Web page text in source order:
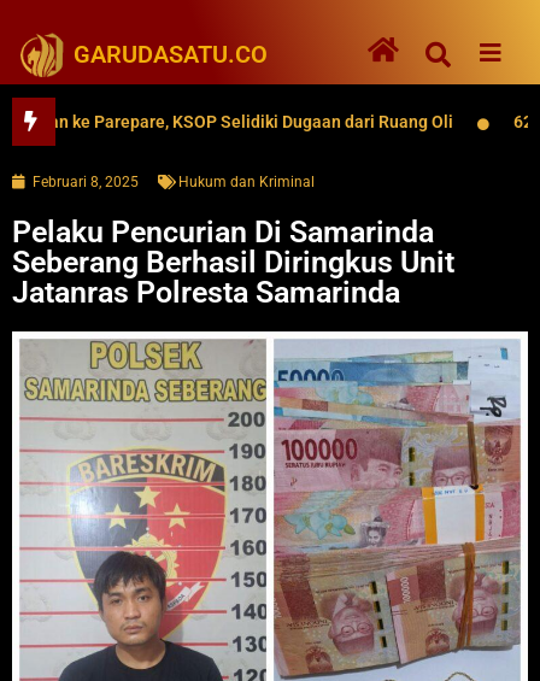
GARUDASATU.CO
ke Parepare, KSOP Selidiki Dugaan dari Ruang Oli 62 Ribu
Februari 8, 2025 Hukum dan Kriminal
Pelaku Pencurian Di Samarinda
Seberang Berhasil Diringkus Unit
Jatanras Polresta Samarinda